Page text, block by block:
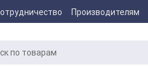
Производителям